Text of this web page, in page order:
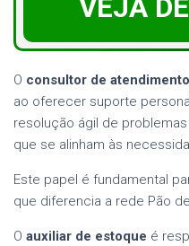
VEJA
O consultor de atendimento
ao oferecer suporte
resolução ágil de
que se alinham às
Este papel é fundamental
que diferencia a rede Pão
O auxiliar de estoque é